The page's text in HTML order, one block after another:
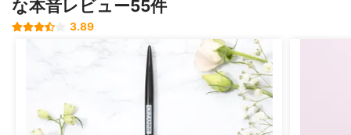
な本音レビュー55件
3.89